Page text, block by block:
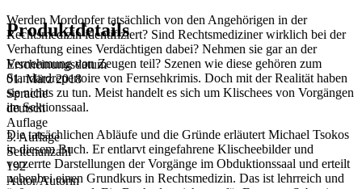
Werden Mordopfer tatsächlich von den Angehörigen in der
Rechtsmedizin identifiziert? Sind Rechtsmediziner wirklich bei der
Verhaftung eines Verdächtigen dabei? Nehmen sie gar an der
Vernehmung von Zeugen teil? Szenen wie diese gehören zum
Standardrepertoire von Fernsehkrimis. Doch mit der Realität haben
sie nichts zu tun. Meist handelt es sich um Klischees von Vorgängen
im Sektionssaal.
Die tatsächlichen Abläufe und die Gründe erläutert Michael Tsokos
in diesem Buch. Er entlarvt eingefahrene Klischeebilder und
verzerrte Darstellungen der Vorgänge im Obduktionssaal und erteilt
nebenbei einen Grundkurs in Rechtsmedizin. Das ist lehrreich und
Produktdetails
Erscheinungsdatum
01. März 2018
Sprache
deutsch
Auflage
3. Auflage
Seitenanzahl
192
Autor/Autorin